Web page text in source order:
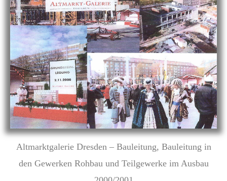
Altmarktgalerie Dresden – Bauleitung, Bauleitung in
den Gewerken Rohbau und Teilgewerke im Ausbau